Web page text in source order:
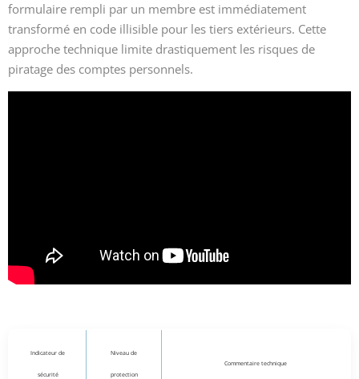
formulaire rempli par un membre est immédiatement
transformé en code illisible pour les tiers extérieurs. Cette
approche technique limite drastiquement les risques de
piratage des comptes personnels.
Indicateur de
sécurité
Niveau de
protection
Commentaire technique